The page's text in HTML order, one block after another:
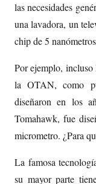
las necesidades
una lavadora, un
chip de 5
Por ejemplo, incluso
la OTAN, como
diseñaron en los
Tomahawk, fue
micrometro. ¿Para
La famosa
su mayor parte